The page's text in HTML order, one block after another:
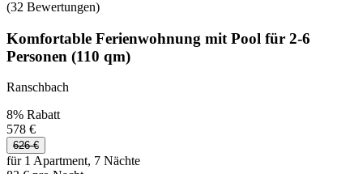
(32 Bewertungen)
Komfortable Ferienwohnung mit Pool für 2-6
Personen (110 qm)
Ranschbach
8% Rabatt
578 €
626 €
für 1 Apartment, 7 Nächte